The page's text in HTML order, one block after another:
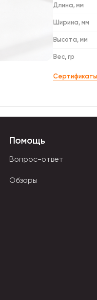
Длина, мм
Ширина, мм
Высота, мм
Вес, гр
Сертификаты
Помощь
Вопрос-ответ
Обзоры